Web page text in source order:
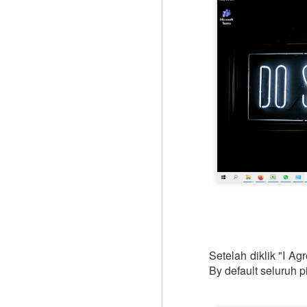
Setelah diklik "I
By default seluruh